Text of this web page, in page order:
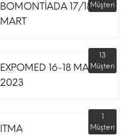
BOMONTİADA 17/18
MART
Müşteri
EXPOMED 16-18 MART
2023
13
Müşteri
ITMA
1
Müşteri